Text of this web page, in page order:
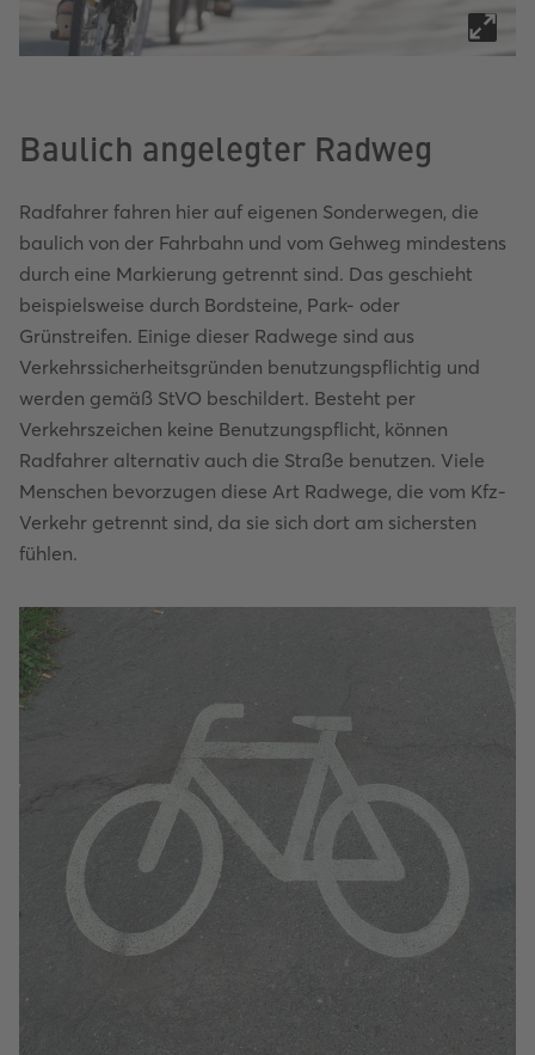
Baulich angelegter Radweg
Radfahrer fahren hier auf eigenen Sonderwegen, die
baulich von der Fahrbahn und vom Gehweg mindestens
durch eine Markierung getrennt sind. Das geschieht
beispielsweise durch Bordsteine, Park- oder
Grünstreifen. Einige dieser Radwege sind aus
Verkehrssicherheitsgründen benutzungspflichtig und
werden gemäß StVO beschildert. Besteht per
Verkehrszeichen keine Benutzungspflicht, können
Radfahrer alternativ auch die Straße benutzen. Viele
Menschen bevorzugen diese Art Radwege, die vom Kfz-
Verkehr getrennt sind, da sie sich dort am sichersten
fühlen.